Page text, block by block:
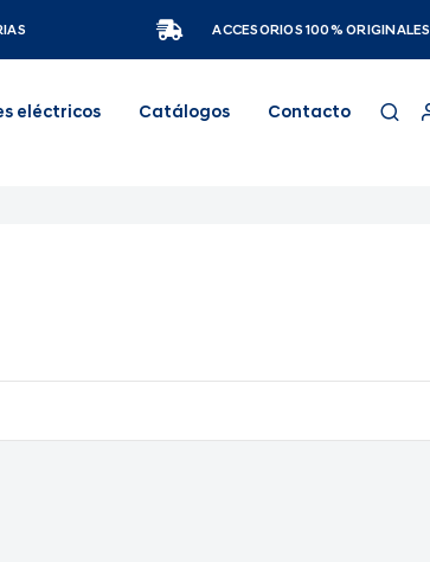
ACCESORIOS 100% ORIGINALES
eléctricos Catálogos Contacto